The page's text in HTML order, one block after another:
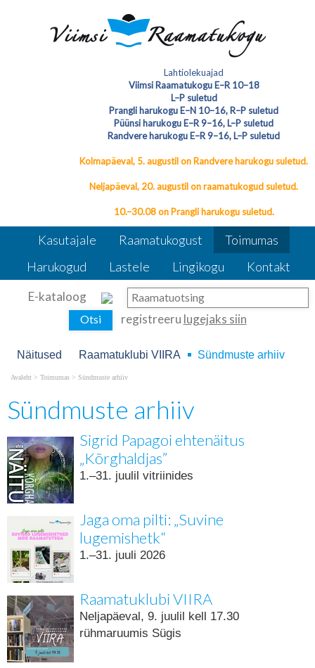
Sündmuste arhiiv
Sündmuste arhiivLahtiolekuajad
Viimsi Raamatukogu E–R 10–18
L–P suletud
Prangli harukogu E–N 10–16, R–P suletud
Püünsi harukogu E–R 9–16, L–P suletud
Randvere harukogu E–R 9–16, L–P suletud
Kolmapäeval, 5. augustil on Randvere harukogu suletud.
Neljapäeval, 20. augustil on raamatukogud suletud.
10.–30.08 on Prangli harukogu suletud.
Kasutajale Raamatukogust
Toimumas
Harukogud
Lastele Lingikogu Kontakt
E-kataloog
registreeru lugejaks siin
Näitused Raamatuklubi VIIRA Sündmuste arhiiv
Avaleht > Toimumas > Sündmuste arhiiv
Sündmuste arhiiv
Sigrid Papagoi ehtenäitus
„Kõrghaldjas”
1.–31. juulil vitriinides
Jaga oma pilti: „Suvine
lugemishetk“
1.–31. juuli 2026
Raamatuklubi VIIRA
Neljapäeval, 9. juulil kell 17.30
rühmaruumis Sügis